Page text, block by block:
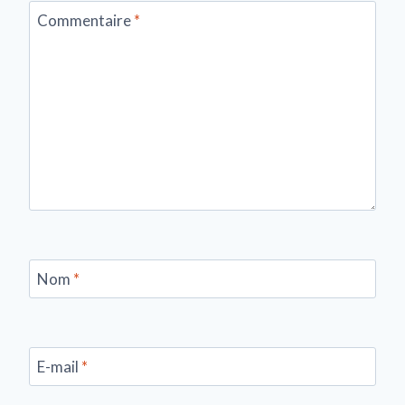
Commentaire*
Nom *
E-mail *